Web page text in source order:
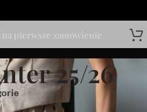
na pierwsze zamówienie
25/26